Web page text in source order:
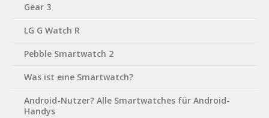
Gear 3
LG G Watch R
Pebble Smartwatch 2
Was ist eine Smartwatch?
Android-Nutzer? Alle Smartwatches für Android-
Handys